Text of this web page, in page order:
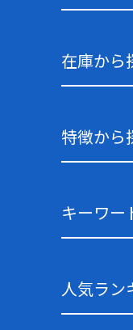
在庫から
特徴から
キーワー
人気ラン